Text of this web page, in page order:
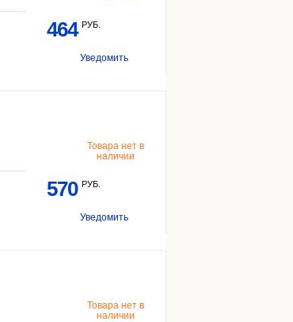
464 РУБ.
Уведомить
Товара нет в
наличии
570 РУБ.
Уведомить
Товара нет в
наличии